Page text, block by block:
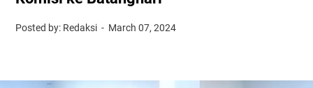
Posted by: Redaksi March 07, 2024